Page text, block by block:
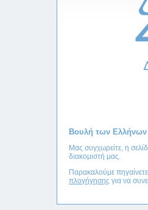
Βουλή των Ελλήνων
Μας συγχωρείτε, η
διακομιστή μας.
Παρακαλούμε
πλογήγησης για να